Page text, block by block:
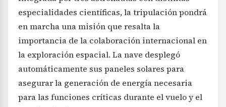
especialidades científicas, la tripulación pondrá
en marcha una misión que resalta la
importancia de la colaboración internacional en
la exploración espacial. La nave desplegó
automáticamente sus paneles solares para
asegurar la generación de energía necesaria
para las funciones críticas durante el vuelo y el